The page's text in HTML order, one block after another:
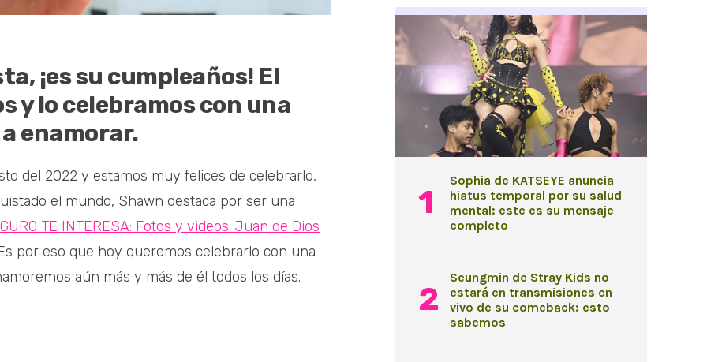
¡es su cumpleaños! El
y lo celebramos con una
enamorar.
del 2022 y estamos muy felices de celebrarlo,
el mundo, Shawn destaca por ser una
TE INTERESA: Fotos y videos: Juan de Dios
por eso que hoy queremos celebrarlo con una
aún más y más de él todos los días.
Sophia de KATSEYE anuncia
hiatus temporal por su salud
mental: este es su mensaje
completo
Seungmin de Stray Kids no
estará en transmisiones en
vivo de su comeback: esto
sabemos